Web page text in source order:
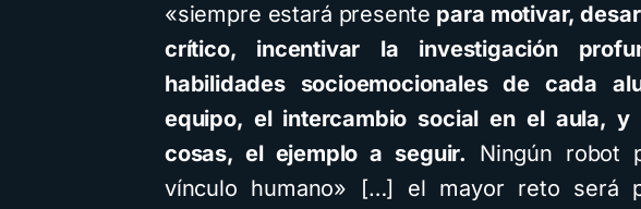
«siempre estará presente para motivar,
crítico, incentivar la investigación
habilidades socioemocionales de cada
equipo, el intercambio social en el aula,
cosas, el ejemplo a seguir. Ningún robot
vínculo humano» […] el mayor reto será